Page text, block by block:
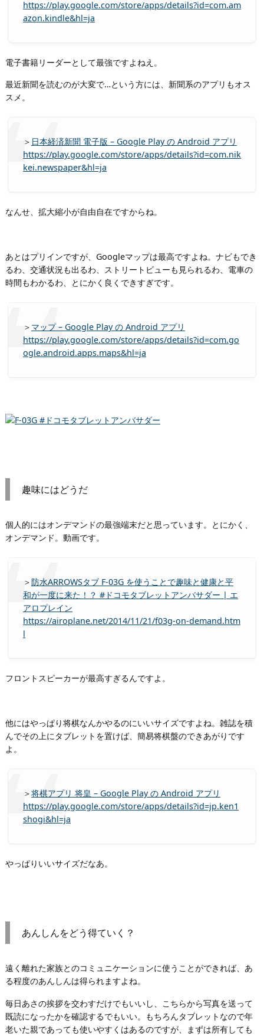
https://play.google.com/store/apps/details?id=com.am
azon.kindle&hl=ja
電子書籍リーダーとして最強ですよねえ。
最近新聞を読むのが大変で…という方には、新聞系のアプリもオス
スメ。
＞ 日本経済新聞 電子版 – Google Play の Android アプリ
https://play.google.com/store/apps/details?id=com.nik
kei.newspaper&hl=ja
なんせ、拡大縮小が自由自在ですからね。
あとはプリインですが、Googleマップは最高ですよね。ナビもでき
るわ、交通状況も出るわ、ストリートビューも見られるわ、電車の
時間もわかるわ、とにかく良くできすぎです。
＞ マップ – Google Play の Android アプリ
https://play.google.com/store/apps/details?id=com.go
ogle.android.apps.maps&hl=ja
趣味にはどうだ
個人的にはオンデマンドの最強端末だと思っています。とにかく、
オンデマンド。動画です。
＞防水ARROWSタブ F-03G を使うことで趣味と健康と平
和が一度に来た！？ #ドコモタブレットアンバサダー | エ
アロプレイン
https://airoplane.net/2014/11/21/f03g-on-demand.htm
l
フロントスピーカーが最高すぎるんですよ。
他にはやっぱり将棋なんかやるのにいいサイズですよね。雑誌を積
んでその上にタブレットを置けば、簡易将棋盤のできあがりです
よ。
＞将棋アプリ 将皇 – Google Play の Android アプリ
https://play.google.com/store/apps/details?id=jp.ken1
shogi&hl=ja
やっぱりいいサイズだなあ。
あんしんをどう得ていく？
遠く離れた家族とのコミュニケーションに使うことができれば、あ
る程度のあんしんは得られますよね。
毎日あさの挨拶を交わすだけでもいいし、こちらから写真を送って
既読になったかを確認するでもいい。もちろんタブレットなので年
老いた親であっても使いやすくはあるのですが、まずは所有しても